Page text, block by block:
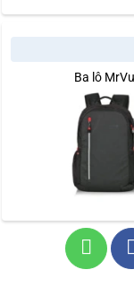
Ba lô